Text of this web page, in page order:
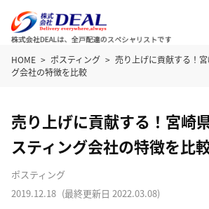
HOME ポスティング
売り上げに貢献する！
グ会社の特徴を比較
売り上げに貢献する！宮崎
スティング会社の特徴を比
ポスティング
2019.12.18 (最終更新日 2022.03.08)